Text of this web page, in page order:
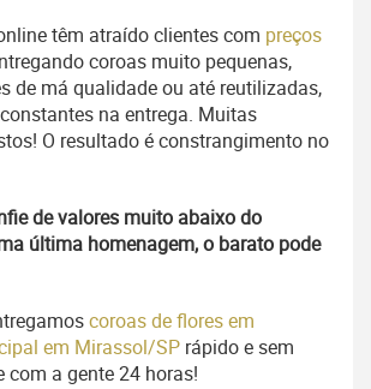
têm atraído clientes com preços
coroas muito pequenas,
de má qualidade ou até reutilizadas,
na entrega. Muitas
O resultado é constrangimento no
de valores muito abaixo do
última homenagem, o barato pode
coroas de flores em
em Mirassol/SP rápido e sem
com a gente 24 horas!